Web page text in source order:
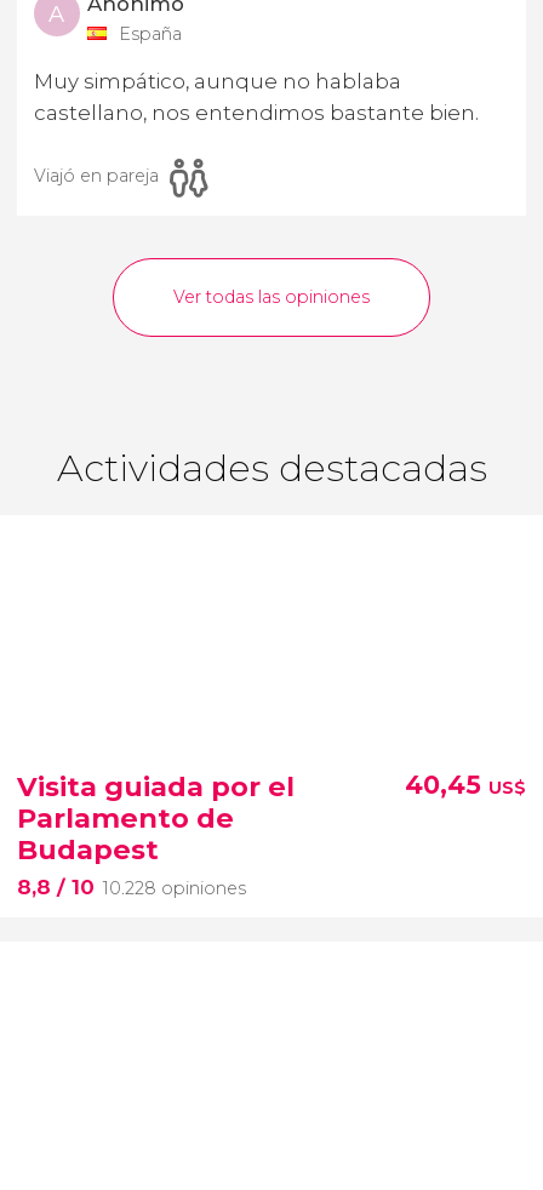
A
España
Muy simpático, aunque no hablaba
castellano, nos entendimos bastante bien.
Viajó en pareja
Ver todas las opiniones
Actividades destacadas
Visita guiada por el
Parlamento de
Budapest
8,8 / 10 10.228 opiniones
40,45 US$